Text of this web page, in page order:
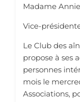
Madame
Vice-
Le Club des
propose à ses
personnes
mois le
Associations,